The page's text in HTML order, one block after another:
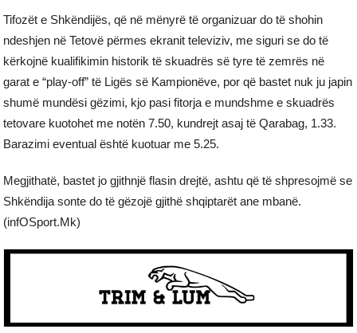
Tifozët e Shkëndijës, që në mënyrë të organizuar do të shohin
ndeshjen në Tetovë përmes ekranit televiziv, me siguri se do të
kërkojnë kualifikimin historik të skuadrës së tyre të zemrës në
garat e “play-off” të Ligës së Kampionëve, por që bastet nuk ju japin
shumë mundësi gëzimi, kjo pasi fitorja e mundshme e skuadrës
tetovare kuotohet me notën 7.50, kundrejt asaj të Qarabag, 1.33.
Barazimi eventual është kuotuar me 5.25.
Megjithatë, bastet jo gjithnjë flasin drejtë, ashtu që të shpresojmë se
Shkëndija sonte do të gëzojë gjithë shqiptarët ane mbanë.
(infOSport.Mk)